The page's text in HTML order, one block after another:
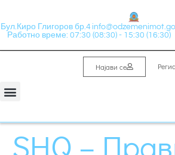
Бул.Киро Глигоров бр.4
Работно време: 07:30 (08:30) - 15:30 (16:30)
Најави се
SHQ –